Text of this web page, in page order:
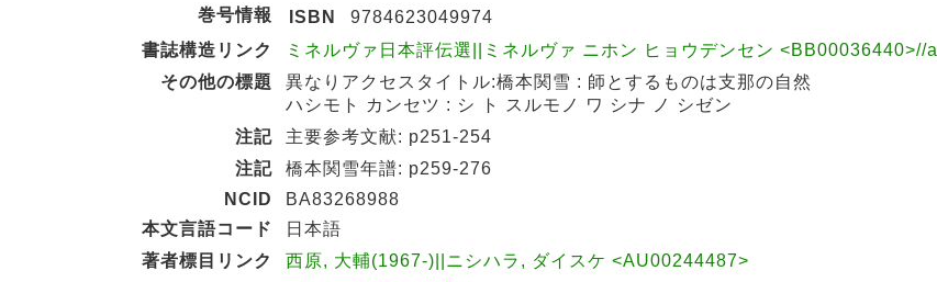
巻号情報
ISBN
9784623049974
書誌構造リンク
ミネルヴァ日本評伝選||ミネルヴァ ニホン ヒョウデンセン <BB00036440>//a
その他の標題
異なりアクセスタイトル:橋本関雪 : 師とするものは支那の自然
ハシモト カンセツ : シ ト スルモノ ワ シナ ノ シゼン
注記
主要参考文献: p251-254
注記
橋本関雪年譜: p259-276
NCID
BA83268988
本文言語コード
日本語
著者標目リンク
西原, 大輔(1967-)||ニシハラ, ダイスケ <AU00244487>